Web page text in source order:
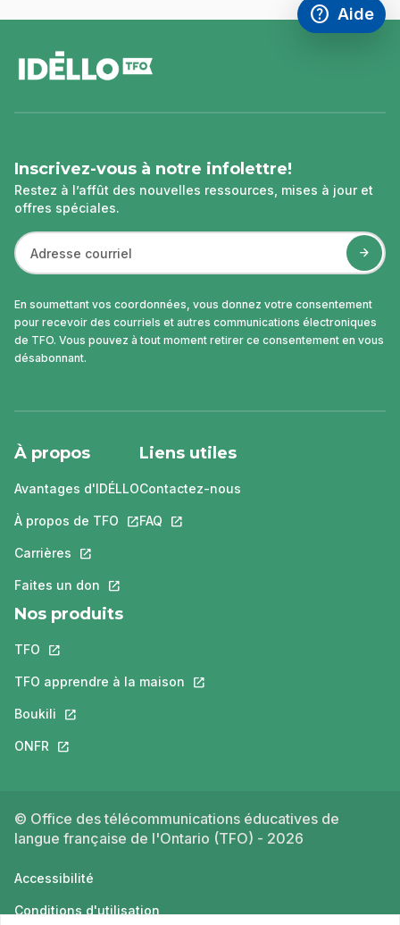
help
Accéder à
Aide
,Ce lien
de
page
Inscrivez-vous à notre infolettre!
Restez à l’affût des nouvelles ressources, mises à jour et
offres spéciales.
En soumettant vos coordonnées, vous donnez votre consentement
pour recevoir des courriels et autres communications électroniques
de TFO. Vous pouvez à tout moment retirer ce consentement en vous
désabonnant.
À propos
Avantages d'IDÉLLO
À propos de TFO Ce lien s'ouvrira dans un nouvel onglet.
Carrières Ce lien s'ouvrira dans un nouvel onglet.
Faites un don Ce lien s'ouvrira dans un nouvel onglet.
Liens utiles
Contactez-nous
FAQ Ce lien s'ouvrira dans un nouvel
Nos produits
TFO Ce lien s'ouvrira dans un nouvel onglet.
TFO apprendre à la maison Ce lien s'ouvrira dans un nouvel
Boukili Ce lien s'ouvrira dans un nouvel onglet.
ONFR Ce lien s'ouvrira dans un nouvel onglet.
© Office des télécommunications éducatives de
langue française de l'Ontario (TFO) - 2026
Accessibilité
Conditions d'utilisation